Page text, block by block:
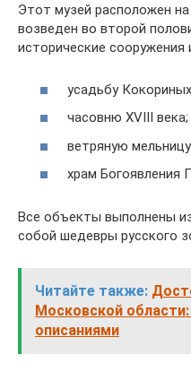
Этот музей расположен
возведен во второй
исторические
усадьбу
часовню XVIII века;
ветряную
храм Богоявления
Все объекты выполнены
собой шедевры русского
Читайте также:
Московской
описаниями